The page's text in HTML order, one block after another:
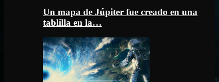
Un mapa de Júpiter fue creado en una
tablilla en la…